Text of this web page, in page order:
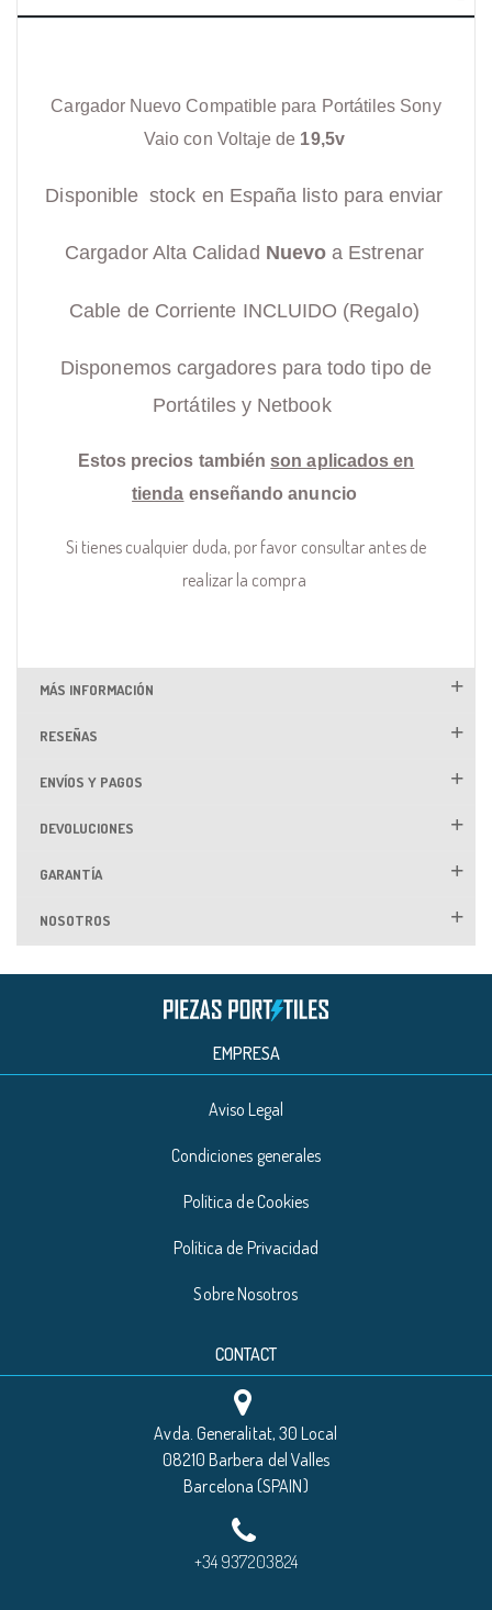
Cargador Nuevo Compatible para Portátiles Sony
Vaio con Voltaje de 19,5v
Disponible stock en España listo para enviar
Cargador Alta Calidad Nuevo a Estrenar
Cable de Corriente INCLUIDO (Regalo)
Disponemos cargadores para todo tipo de
Portátiles y Netbook
Estos precios también son aplicados en
tienda enseñando anuncio
Si tienes cualquier duda, por favor consultar antes de
realizar la compra
MÁS INFORMACIÓN
RESEÑAS
ENVÍOS Y PAGOS
DEVOLUCIONES
GARANTÍA
NOSOTROS
EMPRESA
Aviso Legal
Condiciones generales
Política de Cookies
Política de Privacidad
Sobre Nosotros
CONTACT
Avda. Generalitat, 30 Local
08210 Barbera del Valles
Barcelona (SPAIN)
+34 937203824